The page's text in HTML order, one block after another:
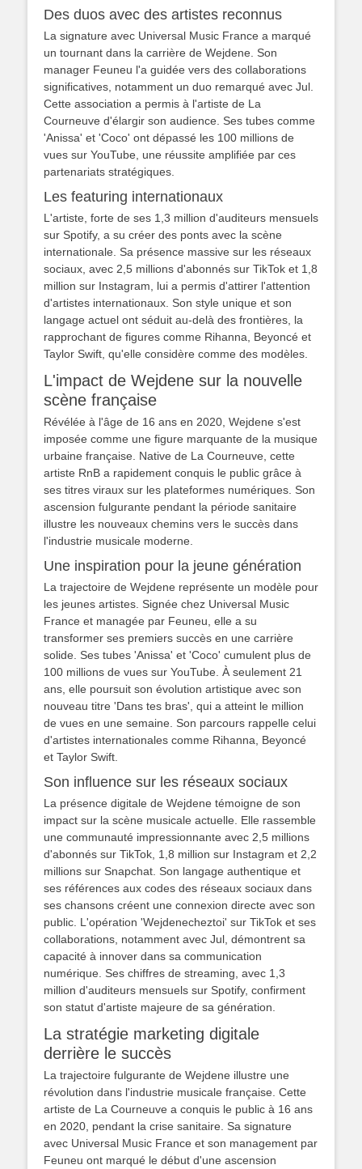
Des duos avec des artistes reconnus
La signature avec Universal Music France a marqué
un tournant dans la carrière de Wejdene. Son
manager Feuneu l'a guidée vers des collaborations
significatives, notamment un duo remarqué avec Jul.
Cette association a permis à l'artiste de La
Courneuve d'élargir son audience. Ses tubes comme
'Anissa' et 'Coco' ont dépassé les 100 millions de
vues sur YouTube, une réussite amplifiée par ces
partenariats stratégiques.
Les featuring internationaux
L'artiste, forte de ses 1,3 million d'auditeurs mensuels
sur Spotify, a su créer des ponts avec la scène
internationale. Sa présence massive sur les réseaux
sociaux, avec 2,5 millions d'abonnés sur TikTok et 1,8
million sur Instagram, lui a permis d'attirer l'attention
d'artistes internationaux. Son style unique et son
langage actuel ont séduit au-delà des frontières, la
rapprochant de figures comme Rihanna, Beyoncé et
Taylor Swift, qu'elle considère comme des modèles.
L'impact de Wejdene sur la nouvelle
scène française
Révélée à l'âge de 16 ans en 2020, Wejdene s'est
imposée comme une figure marquante de la musique
urbaine française. Native de La Courneuve, cette
artiste RnB a rapidement conquis le public grâce à
ses titres viraux sur les plateformes numériques. Son
ascension fulgurante pendant la période sanitaire
illustre les nouveaux chemins vers le succès dans
l'industrie musicale moderne.
Une inspiration pour la jeune génération
La trajectoire de Wejdene représente un modèle pour
les jeunes artistes. Signée chez Universal Music
France et managée par Feuneu, elle a su
transformer ses premiers succès en une carrière
solide. Ses tubes 'Anissa' et 'Coco' cumulent plus de
100 millions de vues sur YouTube. À seulement 21
ans, elle poursuit son évolution artistique avec son
nouveau titre 'Dans tes bras', qui a atteint le million
de vues en une semaine. Son parcours rappelle celui
d'artistes internationales comme Rihanna, Beyoncé
et Taylor Swift.
Son influence sur les réseaux sociaux
La présence digitale de Wejdene témoigne de son
impact sur la scène musicale actuelle. Elle rassemble
une communauté impressionnante avec 2,5 millions
d'abonnés sur TikTok, 1,8 million sur Instagram et 2,2
millions sur Snapchat. Son langage authentique et
ses références aux codes des réseaux sociaux dans
ses chansons créent une connexion directe avec son
public. L'opération 'Wejdenecheztoi' sur TikTok et ses
collaborations, notamment avec Jul, démontrent sa
capacité à innover dans sa communication
numérique. Ses chiffres de streaming, avec 1,3
million d'auditeurs mensuels sur Spotify, confirment
son statut d'artiste majeure de sa génération.
La stratégie marketing digitale
derrière le succès
La trajectoire fulgurante de Wejdene illustre une
révolution dans l'industrie musicale française. Cette
artiste de La Courneuve a conquis le public à 16 ans
en 2020, pendant la crise sanitaire. Sa signature
avec Universal Music France et son management par
Feuneu ont marqué le début d'une ascension